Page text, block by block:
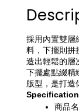
採用內置雙層
料，下擺則拼
造出輕鬆的層
下擺處點綴精
版型，是打造
Specification
商品